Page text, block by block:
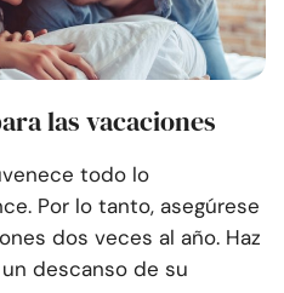
las vacaciones
todo lo
Por lo tanto, asegúrese
dos veces al año. Haz
descanso de su